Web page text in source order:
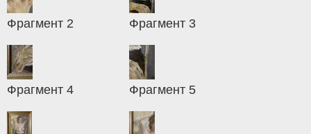
Фрагмент 2 Фрагмент 3
Фрагмент 4 Фрагмент 5